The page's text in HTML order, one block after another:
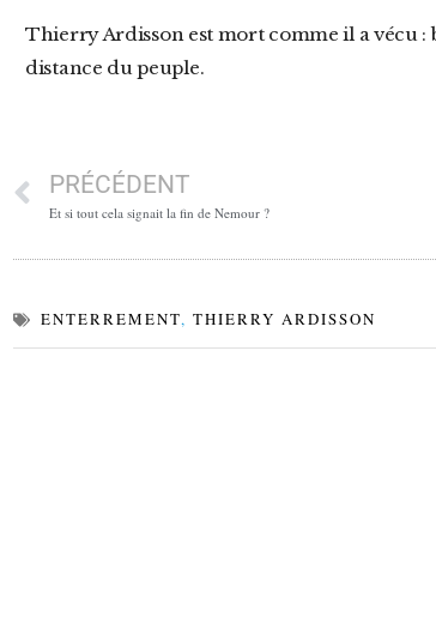
Thierry Ardisson est mort comme il a vécu : bien entouré, protégé du bruit, et à bonne
distance du peuple.
PRÉCÉDENT
Et si tout cela signait la fin de Nemour ?
ENTERREMENT, THIERRY ARDISSON